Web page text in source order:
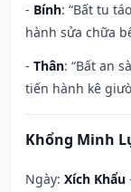
- Bính: “Bất tu
hành sửa chữa
- Thân: “Bất an
tiến hành kê
Khổng Minh
Ngày: Xích Khẩu